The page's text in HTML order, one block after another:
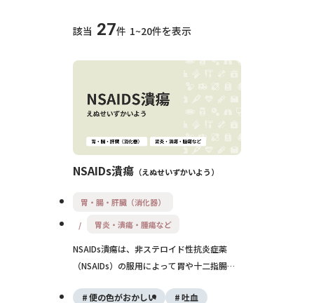
該当 27件 1~20件を表示
NSAIDs潰瘍 えぬせいずかいよう
胃・腸・肝臓（消化器）
胃炎・潰瘍・腫瘍など
NSAIDs潰瘍は、非ステロイド性抗炎症薬
（NSAIDs）の服用によって胃や十二指腸の
障害です。みぞおちの痛みや黒色便、出血を
便の色がおかしい
吐血